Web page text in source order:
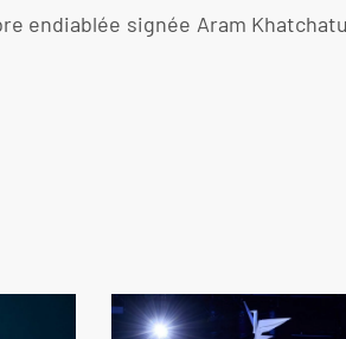
endiablée signée Aram